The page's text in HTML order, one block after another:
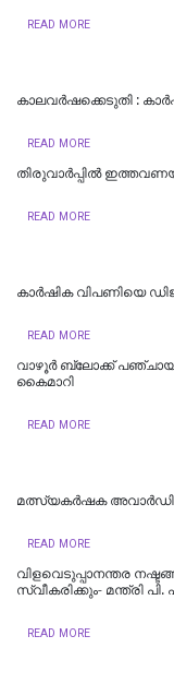
READ MORE
കാലവർഷക്കെടുതി :
READ MORE
തിരുവാർപ്പിൽ
READ MORE
കാർഷിക വിപണിയെ
READ MORE
വാഴൂര്‍ ബ്ലോക്ക്
കൈമാറി
READ MORE
മത്സ്യകർഷക
READ MORE
വിളവെടുപ്പാനന്തര
സ്വീകരിക്കും- മന്ത്രി
READ MORE